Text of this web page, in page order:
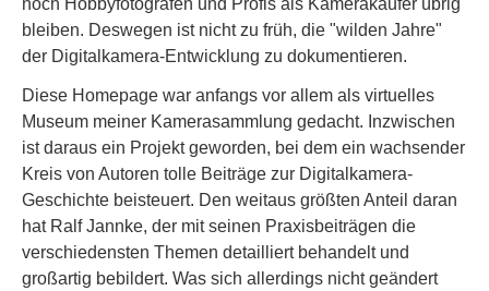
noch Hobbyfotografen und Profis als Kamerakäufer übrig
bleiben. Deswegen ist nicht zu früh, die "wilden Jahre"
der Digitalkamera-Entwicklung zu dokumentieren.
Diese Homepage war anfangs vor allem als virtuelles
Museum meiner Kamerasammlung gedacht. Inzwischen
ist daraus ein Projekt geworden, bei dem ein wachsender
Kreis von Autoren tolle Beiträge zur Digitalkamera-
Geschichte beisteuert. Den weitaus größten Anteil daran
hat Ralf Jannke, der mit seinen Praxisbeiträgen die
verschiedensten Themen detailliert behandelt und
großartig bebildert. Was sich allerdings nicht geändert